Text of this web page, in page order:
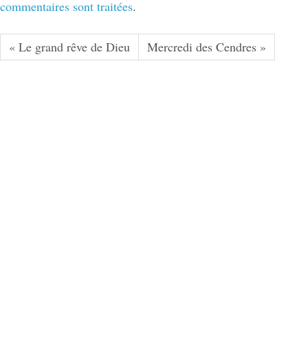
commentaires sont traitées.
« Le grand rêve de Dieu Mercredi des Cendres »